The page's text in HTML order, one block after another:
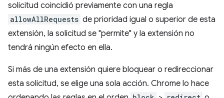
solicitud coincidió previamente con una regla
allowAllRequests de prioridad igual o superior de esta
extensión, la solicitud se "permite" y la extensión no
tendrá ningún efecto en ella.
Si más de una extensión quiere bloquear o redireccionar
esta solicitud, se elige una sola acción. Chrome lo hace